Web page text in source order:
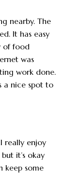
nearby. The
It has easy
of food
was
work done.
a nice spot to
really enjoy
it’s okay
keep some